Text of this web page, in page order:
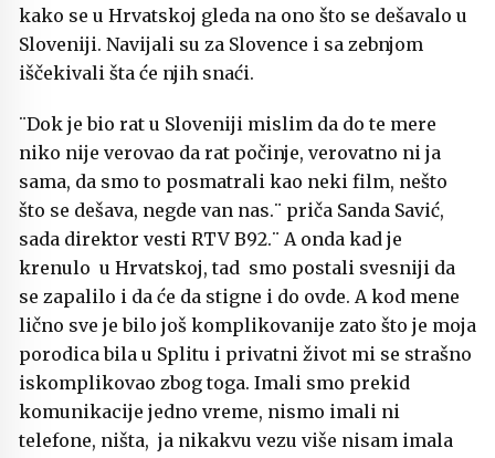
kako se u Hrvatskoj gleda na ono što se dešavalo u
Sloveniji. Navijali su za Slovence i sa zebnjom
iščekivali šta će njih snaći.
¨Dok je bio rat u Sloveniji mislim da do te mere
niko nije verovao da rat počinje, verovatno ni ja
sama, da smo to posmatrali kao neki film, nešto
što se dešava, negde van nas.¨ priča Sanda Savić,
sada direktor vesti RTV B92.¨ A onda kad je
krenulo u Hrvatskoj, tad smo postali svesniji da
se zapalilo i da će da stigne i do ovde. A kod mene
lično sve je bilo još komplikovanije zato što je moja
porodica bila u Splitu i privatni život mi se strašno
iskomplikovao zbog toga. Imali smo prekid
komunikacije jedno vreme, nismo imali ni
telefone, ništa, ja nikakvu vezu više nisam imala